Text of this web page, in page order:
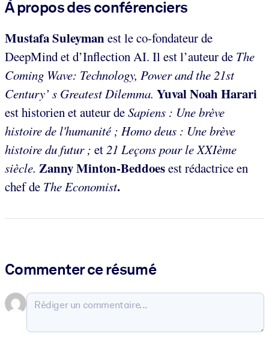
À propos des conférenciers
Mustafa Suleymanest le co-fondateur de
DeepMind et d’Inflection AI. Il est l’auteur de The
Coming Wave: Technology, Power and the 21st
Century’ s Greatest Dilemma. Yuval Noah Harari
est historien et auteur deSapiens : Une brève
histoire de l'humanité ; Homo deus : Une brève
histoire du futur ; et21 Leçons pour le XXIème
siècle. Zanny Minton-Beddoesest rédactrice en
chef de The Economist.
Commenter ce résumé